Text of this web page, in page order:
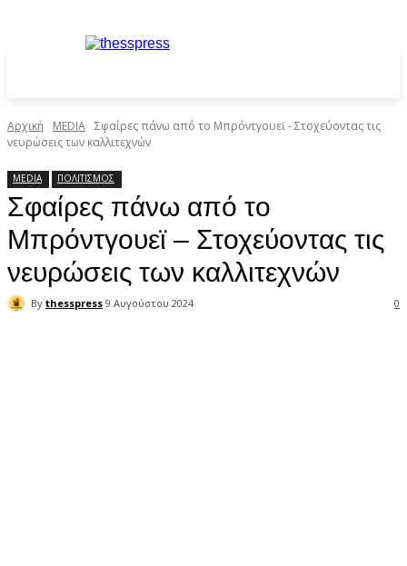
Αρχική MEDIA Σφαίρες πάνω από το Μπρόντγουεϊ - Στοχεύοντας τις
νευρώσεις των καλλιτεχνών
MEDIA ΠΟΛΙΤΙΣΜΟΣ
Σφαίρες πάνω από το
Μπρόντγουεϊ – Στοχεύοντας τις
νευρώσεις των καλλιτεχνών
By thesspress 9 Αυγούστου 2024 0